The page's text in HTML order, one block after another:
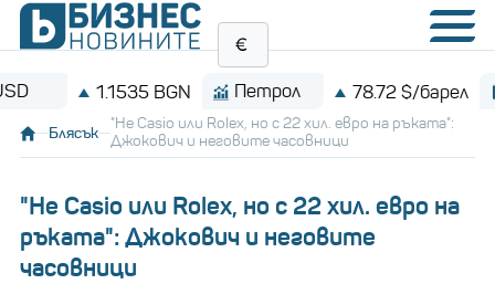
1.1535 BGN Петрол 78.72 $/барел Bitcoin
Блясък
"Не Casio или Rolex, но с 22 хил. евро на ръката":
Джокович и неговите часовници
"Не Casio или Rolex, но с 22 хил. евро на
ръката": Джокович и неговите
часовници